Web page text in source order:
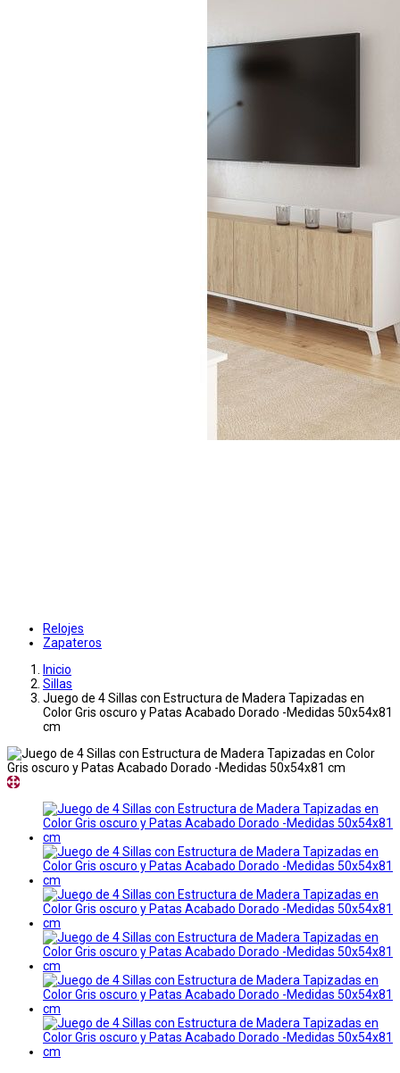
Relojes
Zapateros
Inicio
Sillas
Juego de 4 Sillas con Estructura de Madera Tapizadas en
Color Gris oscuro y Patas Acabado Dorado -Medidas 50x54x81
cm